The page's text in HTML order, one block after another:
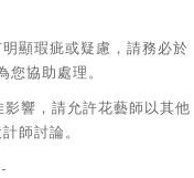
顯瑕疵或疑慮，請務必於
協助處理。
響，請允許花藝師以其他
師討論。